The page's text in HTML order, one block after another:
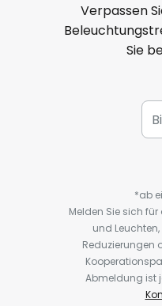
Verpassen
Sie
*ab
Melden Sie sich
und
Reduzierungen
Abmeldung ist